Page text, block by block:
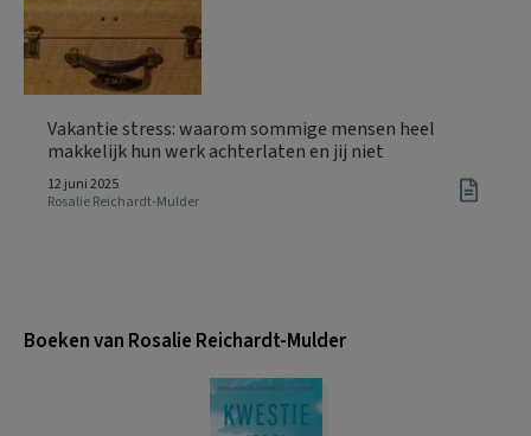
Vakantie stress: waarom sommige mensen heel
makkelijk hun werk achterlaten en jij niet
12 juni 2025
Rosalie Reichardt-Mulder
Boeken van Rosalie Reichardt-Mulder